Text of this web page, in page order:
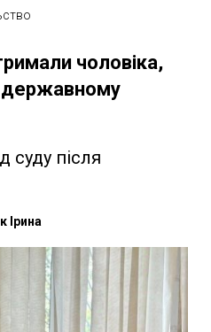
чоловіка,
державному
суду після
Ірина